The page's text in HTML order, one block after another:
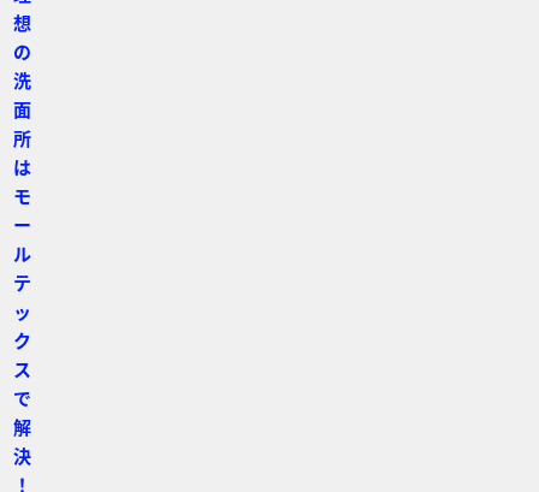
想
の
洗
面
所
は
モ
ー
ル
テ
ッ
ク
ス
で
解
決
！